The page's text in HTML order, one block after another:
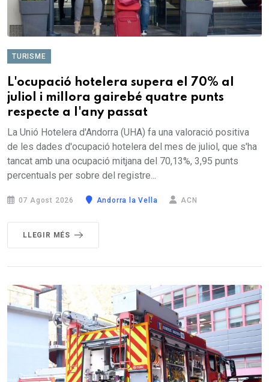
TURISME
L'ocupació hotelera supera el 70% al
juliol i millora gairebé quatre punts
respecte a l'any passat
La Unió Hotelera d'Andorra (UHA) fa una valoració positiva
de les dades d'ocupació hotelera del mes de juliol, que s'ha
tancat amb una ocupació mitjana del 70,13%, 3,95 punts
percentuals per sobre del registre...
07 Agost 2026 Andorra la Vella ACN
LLEGIR MÉS